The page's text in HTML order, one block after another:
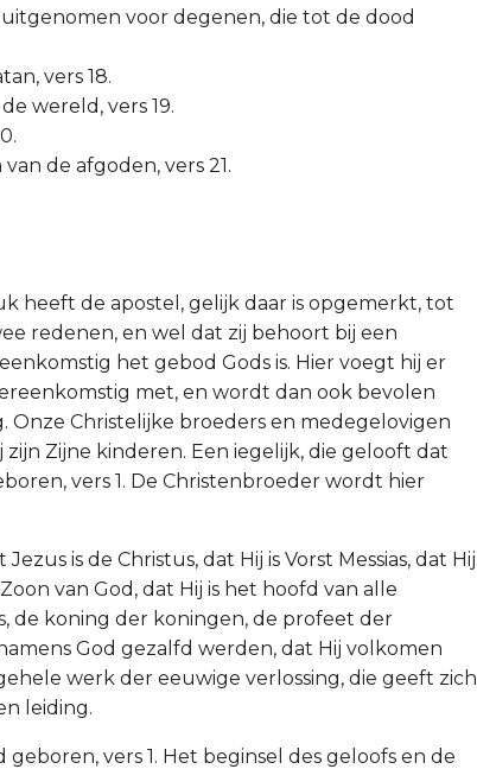
voor degenen, die tot de dood
vers 18.
wereld, vers 19.
de afgoden, vers 21.
heeft de apostel, gelijk daar is opgemerkt, tot
redenen, en wel dat zij behoort bij een
het gebod Gods is. Hier voegt hij er
met, en wordt dan ook bevolen
Christelijke broeders en medegelovigen
Zijne kinderen. Een iegelijk, die gelooft dat
vers 1. De Christenbroeder wordt hier
is de Christus, dat Hij is Vorst Messias, dat Hij
van God, dat Hij is het hoofd van alle
de koning der koningen, de profeet der
God gezalfd werden, dat Hij volkomen
werk der eeuwige verlossing, die geeft zich
leiding.
geboren, vers 1. Het beginsel des geloofs en de